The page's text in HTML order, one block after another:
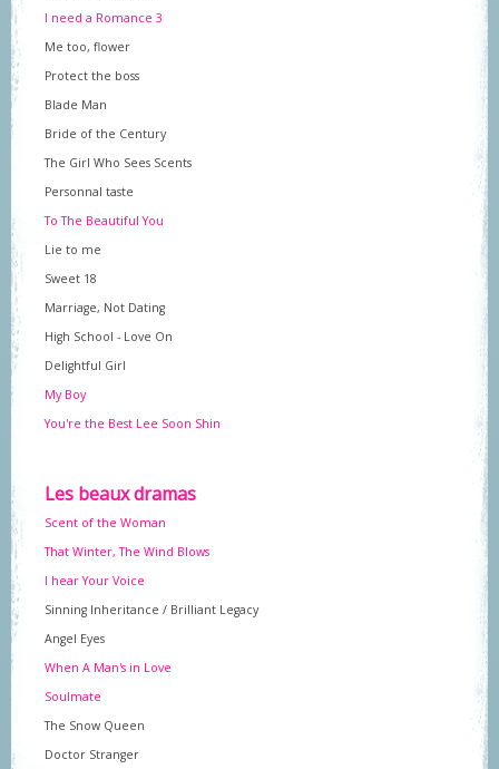
I need a Romance 3
Me too, flower
Protect the boss
Blade Man
Bride of the Century
The Girl Who Sees Scents
Personnal taste
To The Beautiful You
Lie to me
Sweet 18
Marriage, Not Dating
High School - Love On
Delightful Girl
My Boy
You're the Best Lee Soon Shin
Les beaux dramas
Scent of the Woman
That Winter, The Wind Blows
I hear Your Voice
Sinning Inheritance / Brilliant Legacy
Angel Eyes
When A Man's in Love
Soulmate
The Snow Queen
Doctor Stranger